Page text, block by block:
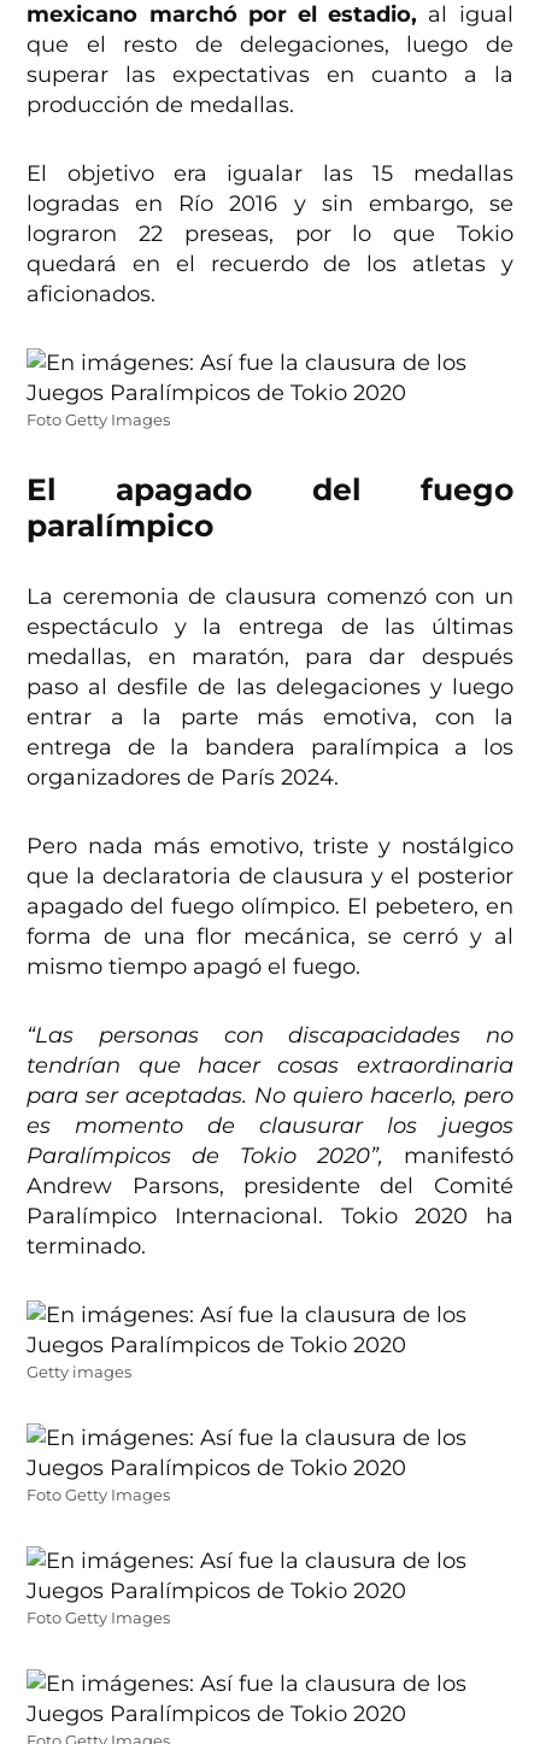
mexicano marchó por el estadio, al igual
que el resto de delegaciones, luego de
superar las expectativas en cuanto a la
producción de medallas.
El objetivo era igualar las 15 medallas
logradas en Río 2016 y sin embargo, se
lograron 22 preseas, por lo que Tokio
quedará en el recuerdo de los atletas y
aficionados.
Foto Getty Images
El apagado del fuego
paralímpico
La ceremonia de clausura comenzó con un
espectáculo y la entrega de las últimas
medallas, en maratón, para dar después
paso al desfile de las delegaciones y luego
entrar a la parte más emotiva, con la
entrega de la bandera paralímpica a los
organizadores de París 2024.
Pero nada más emotivo, triste y nostálgico
que la declaratoria de clausura y el posterior
apagado del fuego olímpico. El pebetero, en
forma de una flor mecánica, se cerró y al
mismo tiempo apagó el fuego.
“Las personas con discapacidades no
tendrían que hacer cosas extraordinaria
para ser aceptadas. No quiero hacerlo, pero
es momento de clausurar los juegos
Paralímpicos de Tokio 2020”, manifestó
Andrew Parsons, presidente del Comité
Paralímpico Internacional. Tokio 2020 ha
terminado.
Getty images
Foto Getty Images
Foto Getty Images